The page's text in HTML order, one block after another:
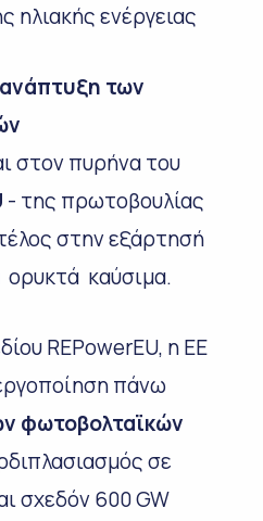
ηλιακής ενέργειας
ανάπτυξη των
στον πυρήνα του
- της πρωτοβουλίας
στην εξάρτησή
καύσιμα.
REPowerEU, η ΕΕ
πάνω
φωτοβολταϊκών
σε
σχεδόν 600 GW